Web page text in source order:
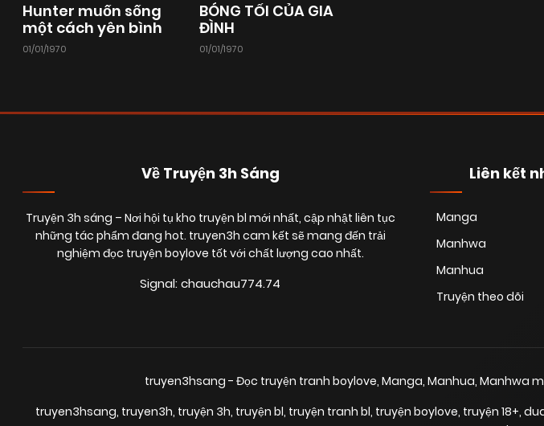
Hunter muốn sống
một cách yên bình
01/01/1970
BÓNG TỐI CỦA GIA
ĐÌNH
01/01/1970
Về Truyện 3h Sáng
Truyện 3h sáng – Nơi hội tụ kho truyện bl mới nhất, cập nhật liên tục
những tác phẩm đang hot. truyen3h cam kết sẽ mang đến trải
nghiệm đọc truyện boylove tốt với chất lượng cao nhất.
Signal: chauchau774.74
Liên kết
Manga
Manhwa
Manhua
Truyện theo dõi
truyen3hsang - Đọc truyện tranh boylove, Manga, Manhua, Manhwa
truyen3hsang, truyen3h, truyện 3h, truyện bl, truyện tranh bl, truyện boylove, truyện 18+,